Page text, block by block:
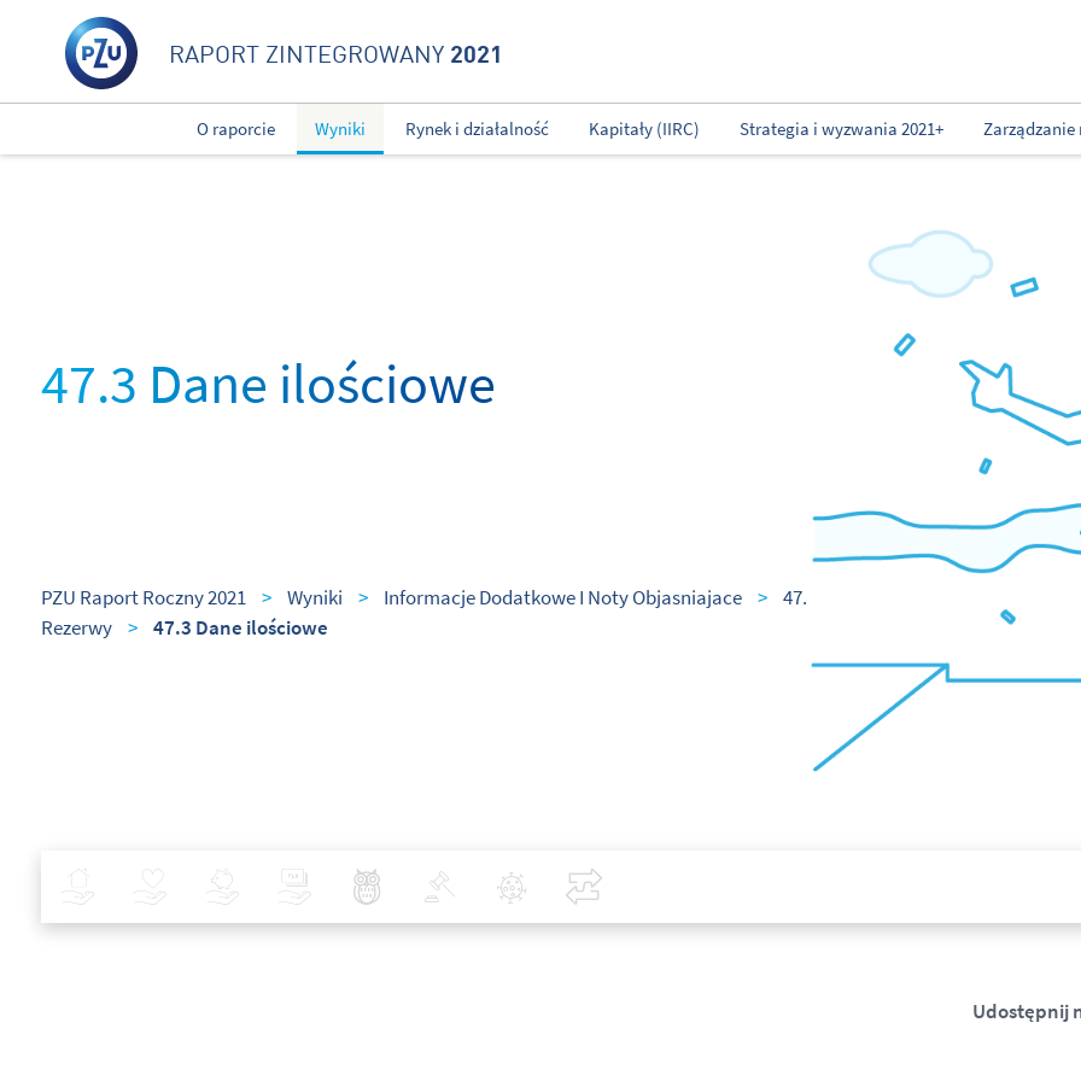
RAPORT ZINTEGROWANY 2021
O raporcie Wyniki Rynek i działalność Kapitały (IIRC) Strategia i wyzwania 2021+ Zarządzanie
47.3 Dane ilościowe
PZU Raport Roczny 2021 > Wyniki > Informacje Dodatkowe I Noty Objasniajace > 47.
Rezerwy
> 47.3 Dane ilościowe
Udostępnij
Zdrowie Inwestycje Bankowość Najlepsze Praktyki
Polityka Covid-19